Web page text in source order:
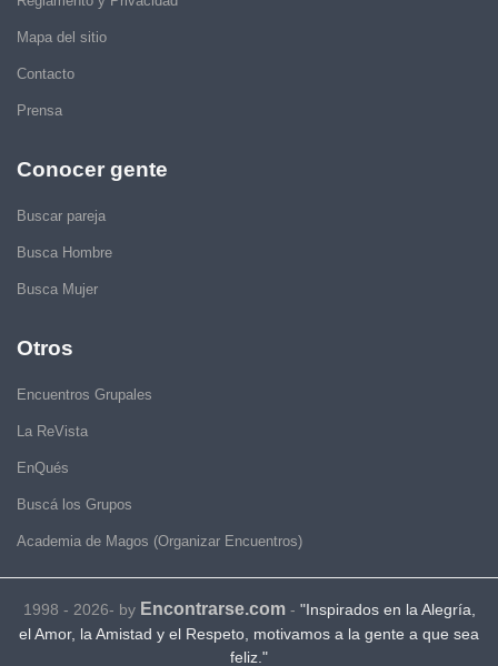
Mapa del sitio
Contacto
Prensa
Conocer gente
Buscar pareja
Busca Hombre
Busca Mujer
Otros
Encuentros Grupales
La ReVista
EnQués
Buscá los Grupos
Academia de Magos (Organizar Encuentros)
1998 - 2026- by Encontrarse.com- "Inspirados en la Alegría,
el Amor, la Amistad y el Respeto, motivamos a la gente a que sea
feliz."